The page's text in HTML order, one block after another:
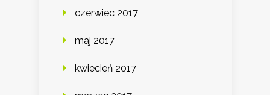
czerwiec 2017
maj 2017
kwiecień 2017